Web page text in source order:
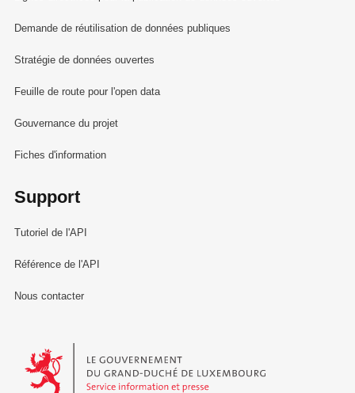
Demande de réutilisation de données publiques
Stratégie de données ouvertes
Feuille de route pour l'open data
Gouvernance du projet
Fiches d'information
Support
Tutoriel de l'API
Référence de l'API
Nous contacter
Le Gouvernement du Grand-Duché de Luxembourg - Service